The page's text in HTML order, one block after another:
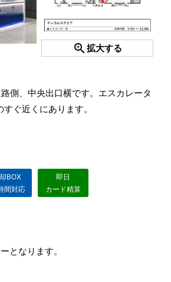
zoom_in 拡大する
側、中央出口横です。エスカレータ
ぐ近くにあります。
BOX
間対応
即日
カード精算
となります。